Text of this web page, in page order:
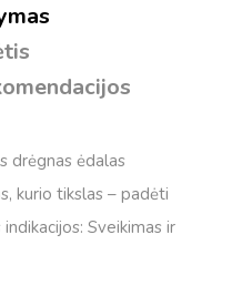
drėgnas ėdalas
kurio tikslas – padėti
Sveikimas ir